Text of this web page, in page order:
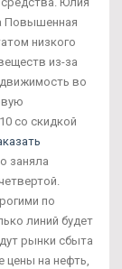
Повышенная
низкого
из-за
во
со скидкой
заняла
по
линий будет
рынки сбыта
цены на нефть,